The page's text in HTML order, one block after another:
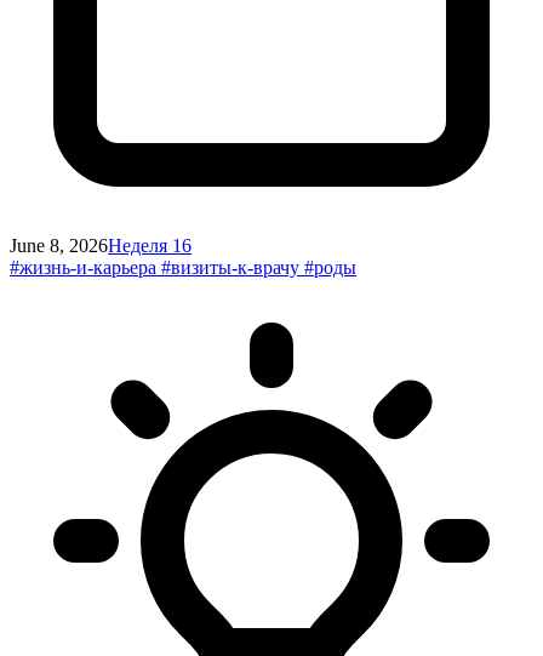
June 8, 2026Неделя 16
#жизнь-и-карьера #визиты-к-врачу #роды